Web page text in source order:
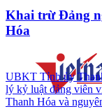
Khai trừ Đảng
Hóa
UBKT Tỉnh ủy
lý kỷ luật đảng viên
Thanh Hóa và